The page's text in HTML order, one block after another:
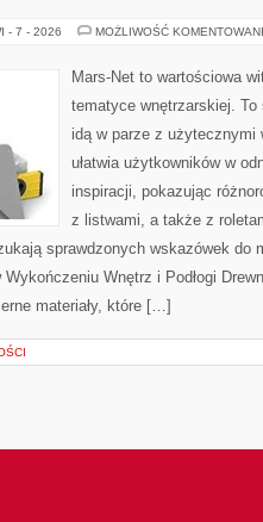
- 7 - 2026 MOŻLIWOŚĆ
Mars-Net to wartościowa
tematyce wnętrzarskiej.
idą w parze z użytecznymi
ułatwia użytkowników w
inspiracji, pokazując
z listwami, a także z
sprawdzonych wskazówek do
Wnętrz i Podłogi
materiały, które […]